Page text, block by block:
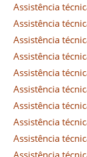
Assistência
Assistência
Assistência
Assistência
Assistência
Assistência
Assistência
Assistência
Assistência